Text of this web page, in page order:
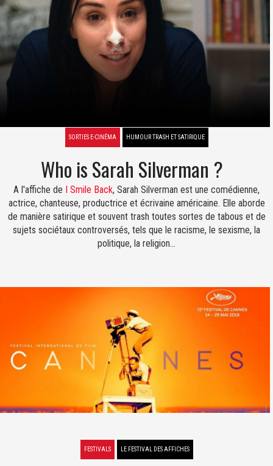
SORTIES E-CINÉMA HUMOUR TRASH ET SATIRIQUE
Who is Sarah Silverman ?
A l'affiche de I Smile Back, Sarah Silverman est une comédienne,
actrice, chanteuse, productrice et écrivaine américaine. Elle aborde
de manière satirique et souvent trash toutes sortes de tabous et de
sujets sociétaux controversés, tels que le racisme, le sexisme, la
politique, la religion…
FESTIVALS LE FESTIVAL DES AFFICHES